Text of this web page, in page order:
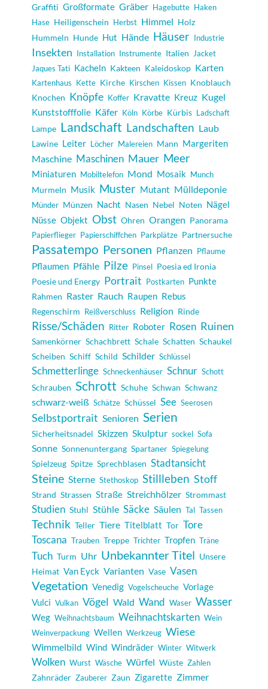
Graffiti Großformate Gräber Hagebutte Haken
Hase Heiligenschein Herbst Himmel Holz
Hummeln Hunde Hut Hände Häuser Industrie
Insekten Installation Instrumente Italien
Jacket
Jaques Tati Kacheln Kakteen Kaleidoskop Karten
Kartenhaus Kette Kirche Kirschen Kissen Knoblauch
Knochen Knöpfe Koffer Kravatte Kreuz Kugel
Kunststofffolie Käfer Köln Körbe Kürbis Ladschaft
Lampe Landschaft Landschaften Laub
Lawine Leiter Löcher Malereien Mann Margeriten
Maschine Maschinen Mauer Meer
Miniaturen Mobiltelefon Mond Mosaik Munch
Murmeln Musik Muster Mutant Mülldeponie
Münder Münzen Nacht Nasen Nebel Noten Nägel
Nüsse Objekt Obst Ohren Orangen Panorama
Papierflieger Papierschiffchen Parkplätze Partnersuche
Passatempo Personen Pflanzen Pflaume
Pflaumen Pfähle Pilze Pinsel Poesia ed Ironia
Poesie und Energy Portrait Postkarten Punkte
Rahmen Raster Rauch Raupen Rebus
Regenschirm Reißverschluss Religion Rinde
Risse/Schäden Ritter Roboter Rosen Ruinen
Samenkörner Schachbrett Schale Schatten Schaukel
Scheiben Schiff Schild Schilder Schlüssel
Schmetterlinge Schneckenhäuser Schnur Schott
Schrauben Schrott Schuhe Schwan Schwanz
schwarz-weiß Schätze Schüssel See Seerosen
Selbstportrait Senioren Serien
Sicherheitsnadel Skizzen Skulptur sockel Sofa
Sonne Sonnenuntergang Spartaner Spiegelung
Spielzeug Spitze Sprechblasen Stadtansicht
Steine Sterne Stethoskop Stillleben Stoff
Strand Strassen Straße Streichhölzer Strommast
Studien Stuhl Stühle Säcke Säulen Tal Tassen
Technik Teller Tiere Titelblatt Tor Tore
Toscana Trauben Treppe Trichter Tropfen Träne
Tuch Turm Uhr Unbekannter Titel Unsere
Heimat Van Eyck Varianten Vase Vasen
Vegetation Venedig Vogelscheuche Vorlage
Vulci Vulkan Vögel Wald Wand Waser Wasser
Weg Weihnachtsbaum Weihnachtskarten Wein
Weinverpackung Wellen Werkzeug Wiese
Wimmelbild Wind Windräder Winter Witwerk
Wolken Wurst Wäsche Würfel Wüste Zahlen
Zahnräder Zauberer Zaun Zigarette Zimmer